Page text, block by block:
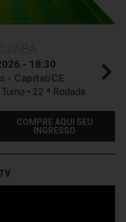
- 18:30
- Capital/CE
• 22 ª Rodada
COMPRE AQUI SEU
INGRESSO
TV